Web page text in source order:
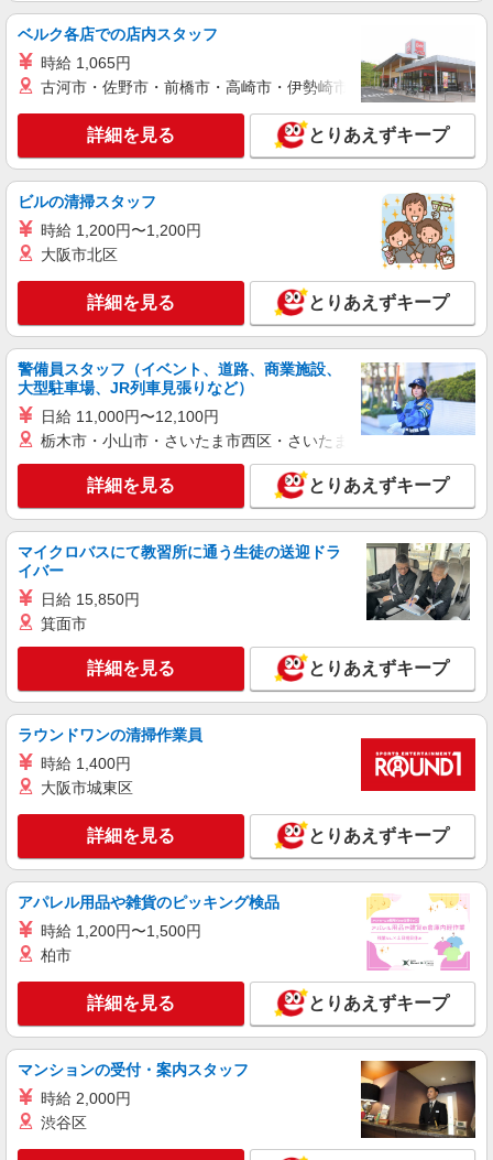
カウンター・キッチンスタッフ ＜優先募集日
時＞土日祝 フルタイム
茨城県土浦市中村南4-7-15
キープ 詳細を見る
アルバイト パート
すき家 354号土浦南店
すき家の店舗スタッフ（接客・調理・清掃な
時給1,150円 ※22:00〜翌5:00：時給1,438円 ※
高校生時給1,074円 ※早朝手当（5:00〜9:00）時給
＋150円
茨城県土浦市永国848-9
キープ 詳細を見る
アルバイト パート
オリーブの丘 土浦真鍋店
キッチン（フード）スタッフ
時給1130円 ※22:00以降は時給1413円 ※高校
生時給1080円 ■土日・祝手当 土日・祝は時給＋
100円茨城県土浦市真鍋3-4-3
キープ 詳細を見る
アルバイト パート
ピザハット 荒川沖東店
未経験OK！ピザハットピザメイクスタッフ
（インストア）
時給1,100円以上 平日 時給1,100円以上 土日・
キープ 詳細を見る
すき家 土浦荒川沖店
すき家の店舗スタッフ（接客・調理・清掃な
時給1,130円 ※22:00〜翌5:00：時給1,413円 ※
高校生時給1,074円 ※早朝手当（5:00〜9:00）時給
＋150円
茨城県土浦市荒川沖東2-17-10
詳細を見る
アルバイト
ベルク各店での店内スタッフ
時給 1,065円
古河市・佐野市・前橋市・高崎市・伊勢崎市・太田市・館林市
詳細を見る とりあえずキープ
ビルの清掃スタッフ
時給 1,200円〜1,200円
大阪市北区
詳細を見る とりあえずキープ
警備員スタッフ（イベント、道路、商業施設、
大型駐車場、JR列車見張りなど）
日給 11,000円〜12,100円
栃木市・小山市・さいたま市西区・さいたま市岩槻区・久喜市・
詳細を見る とりあえずキープ
マイクロバスにて教習所に通う生徒の送迎ドラ
イバー
日給 15,850円
箕面市
詳細を見る とりあえずキープ
ラウンドワンの清掃作業員
時給 1,400円
大阪市城東区
詳細を見る とりあえずキープ
アパレル用品や雑貨のピッキング検品
時給 1,200円〜1,500円
柏市
詳細を見る とりあえずキープ
マンションの受付・案内スタッフ
時給 2,000円
渋谷区